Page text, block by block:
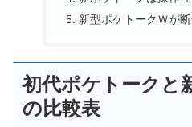
新型ポケトークＷが
初代ポケトークと
の比較表